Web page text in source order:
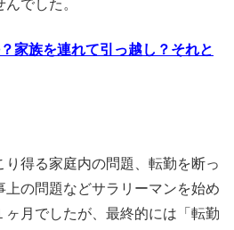
でした。
家族を連れて引っ越し？それと
得る家庭内の問題、転勤を断っ
上の問題などサラリーマンを始め
ヶ月でしたが、最終的には「転勤